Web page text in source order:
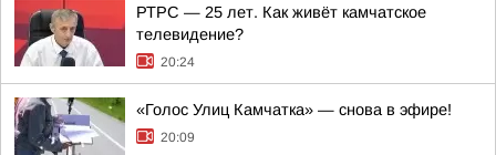
РТРС — 25 лет. Как живёт камчатское
телевидение?
20:24
«Голос Улиц Камчатка» — снова в эфире!
20:09